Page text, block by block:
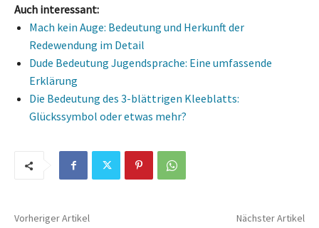
Auch interessant:
Mach kein Auge: Bedeutung und Herkunft der
Redewendung im Detail
Dude Bedeutung Jugendsprache: Eine umfassende
Erklärung
Die Bedeutung des 3-blättrigen Kleeblatts:
Glückssymbol oder etwas mehr?
Vorheriger Artikel Nächster Artikel